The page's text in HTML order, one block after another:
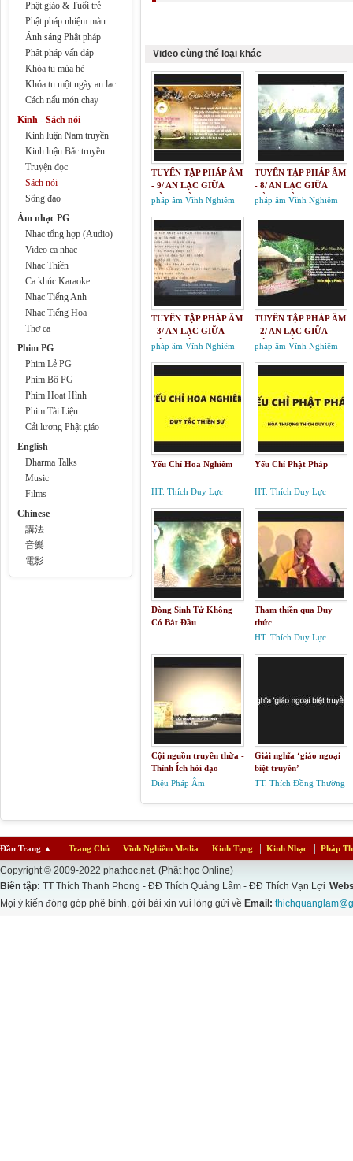
Phật giáo & Tuổi trẻ
Phật pháp nhiệm màu
Ánh sáng Phật pháp
Phật pháp vấn đáp
Khóa tu mùa hè
Khóa tu một ngày an lạc
Cách nấu món chay
Kinh - Sách nói
Kinh luận Nam truyền
Kinh luận Bắc truyền
Truyện đọc
Sách nói
Sống đạo
Âm nhạc PG
Nhạc tổng hợp (Audio)
Video ca nhạc
Nhạc Thiền
Ca khúc Karaoke
Nhạc Tiếng Anh
Nhạc Tiếng Hoa
Thơ ca
Phim PG
Phim Lẻ PG
Phim Bộ PG
Phim Hoạt Hình
Phim Tài Liệu
Cải lương Phật giáo
English
Dharma Talks
Music
Films
Chinese
講法
音樂
電影
Video cùng thể loại khác
TUYỂN TẬP PHÁP ÂM
- 9/ AN LẠC GIỮA
DÒNG ĐỜI
pháp âm Vĩnh Nghiêm
TUYỂN TẬP PHÁP ÂM
- 8/ AN LẠC GIỮA
DÒNG ĐỜI
pháp âm Vĩnh Nghiêm
TUYỂN TẬP PHÁP ÂM
- 3/ AN LẠC GIỮA
DÒNG ĐỜI
pháp âm Vĩnh Nghiêm
TUYỂN TẬP PHÁP ÂM
- 2/ AN LẠC GIỮA
DÒNG ĐỜI
pháp âm Vĩnh Nghiêm
Yếu Chỉ Hoa Nghiêm
HT. Thích Duy Lực
Yếu Chỉ Phật Pháp
HT. Thích Duy Lực
Dòng Sinh Tử Không
Có Bắt Đầu
Tham thiền qua Duy
thức
HT. Thích Duy Lực
Cội nguồn truyền thừa -
Thỉnh Ích hỏi đạo
Diệu Pháp Âm
Giải nghĩa ‘giáo ngoại
biệt truyền’
TT. Thích Đồng Thường
Đầu Trang ▲ Trang Chủ Vĩnh Nghiêm Media Kinh Tụng Kinh Nhạc Pháp
Copyright © 2009-2022 phathoc.net. (Phật học Online)
Biên tập: TT Thích Thanh Phong - ĐĐ Thích Quảng Lâm - ĐĐ Thích Vạn Lợi
Mọi ý kiến đóng góp phê bình, gởi bài xin vui lòng gửi về Email: